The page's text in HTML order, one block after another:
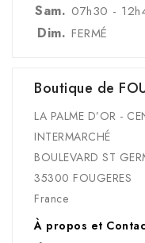
Sam. 07h30 -
Dim. FERMÉ
Boutique de
LA PALME D’OR -
INTERMARCHÉ
BOULEVARD ST
35300 FOUGERES
France
À propos et